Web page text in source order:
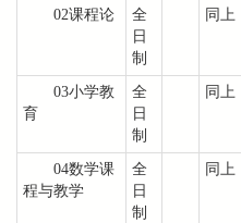
02课程论
全
日
制
同上
03小学教
育
全
日
制
同上
04数学课
程与教学
全
日
制
同上